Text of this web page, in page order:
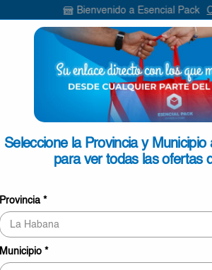
Seleccione la Provincia y
para ver todas las ofertas
Provincia *
Municipio *
Bienvenido a Esencial Pack
SEARCH
INPUT
Café Molido
€3,30
6 personas
Este producto puede ser